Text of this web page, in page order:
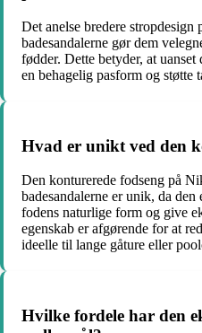
Det anelse bredere
badesandalerne gør dem
fødder. Dette betyder, at
en behagelig pasform og
Hvad er unikt ved den
Den konturerede fodseng på
badesandalerne er unik, da
fodens naturlige form og give
egenskab er afgørende for at
ideelle til lange gåture eller
Hvilke fordele har den